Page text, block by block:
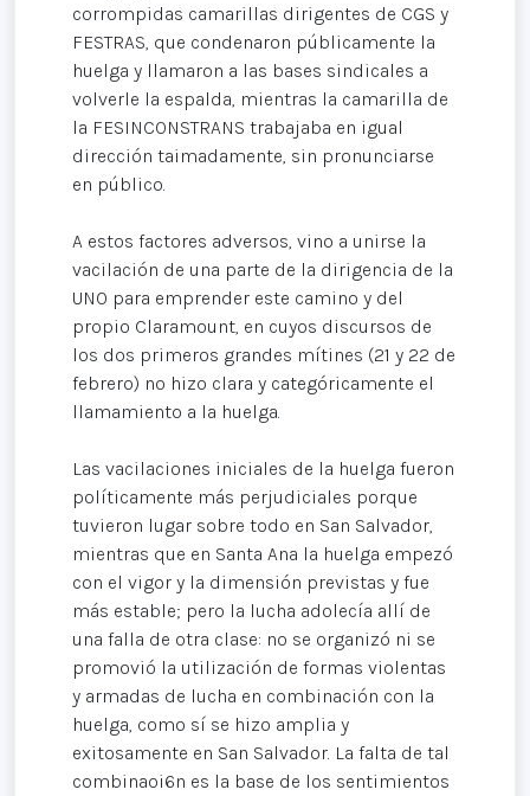
corrompidas camarillas dirigentes de CGS y
FESTRAS, que condenaron públicamente la
huelga y llamaron a las bases sindicales a
volverle la espalda, mientras la camarilla de
la FESINCONSTRANS trabajaba en igual
dirección taimadamente, sin pronunciarse
en público.
A estos factores adversos, vino a unirse la
vacilación de una parte de la dirigencia de la
UNO para emprender este camino y del
propio Claramount, en cuyos discursos de
los dos primeros grandes mítines (21 y 22 de
febrero) no hizo clara y categóricamente el
llamamiento a la huelga.
Las vacilaciones iniciales de la huelga fueron
políticamente más perjudiciales porque
tuvieron lugar sobre todo en San Salvador,
mientras que en Santa Ana la huelga empezó
con el vigor y la dimensión previstas y fue
más estable; pero la lucha adolecía allí de
una falla de otra clase: no se organizó ni se
promovió la utilización de formas violentas
y armadas de lucha en combinación con la
huelga, como sí se hizo amplia y
exitosamente en San Salvador. La falta de tal
combinaoi6n es la base de los sentimientos